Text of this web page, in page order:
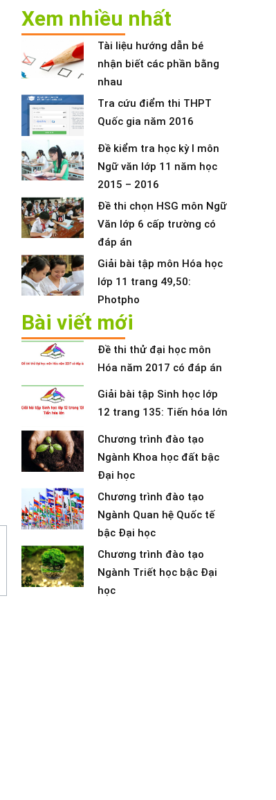
Xem nhiều nhất
Tài liệu hướng dẫn bé
nhận biết các phần bằng
nhau
Tra cứu điểm thi THPT
Quốc gia năm 2016
Đề kiểm tra học kỳ I môn
Ngữ văn lớp 11 năm học
2015 – 2016
Đề thi chọn HSG môn Ngữ
Văn lớp 6 cấp trường có
đáp án
Giải bài tập môn Hóa học
lớp 11 trang 49,50:
Photpho
Bài viết mới
Đề thi thử đại học môn
Hóa năm 2017 có đáp án
Giải bài tập Sinh học lớp
12 trang 135: Tiến hóa lớn
Chương trình đào tạo
Ngành Khoa học đất bậc
Đại học
Chương trình đào tạo
Ngành Quan hệ Quốc tế
bậc Đại học
Chương trình đào tạo
Ngành Triết học bậc Đại
học